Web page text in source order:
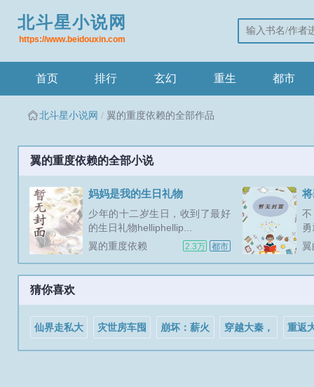
北斗星小说网
https://www.beidouxin.com
首页 排行 玄幻 重生 都市
北斗星小说网 翼的重度依赖的全部作品
翼的重度依赖的全部小说
妈妈是我的生日礼物
少年的十二岁生日，收到了最好
的生日礼物helliphellip...
翼的重度依赖
2.3万 都市
猜你喜欢
仙界走私大
鳄
灾世房车囤
货求生
崩坏：薪火
传承，星火
穿越大秦，
开局单挑文
重返
开局